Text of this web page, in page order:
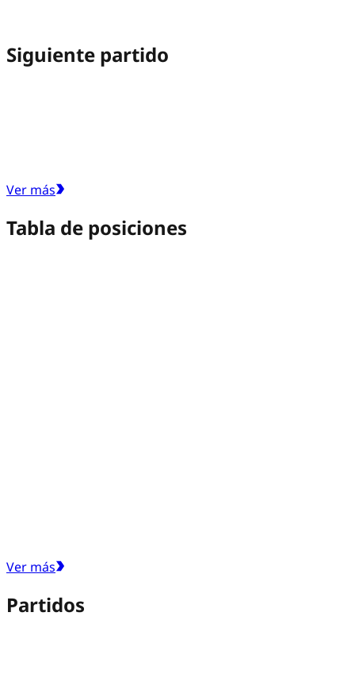
Siguiente partido
Ver más
Tabla de posiciones
Ver más
Partidos